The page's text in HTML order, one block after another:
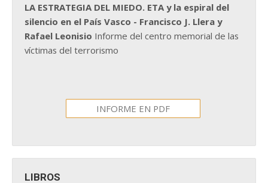
LA ESTRATEGIA DEL MIEDO. ETA y la espiral del
silencio en el País Vasco - Francisco J. Llera y
Rafael Leonisio Informe del centro memorial de las
víctimas del terrorismo
INFORME EN PDF
LIBROS